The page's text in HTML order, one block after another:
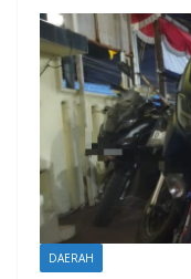
DAERAH